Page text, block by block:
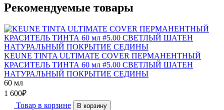
Рекомендуемые товары
KEUNE TINTA ULTIMATE COVER ПЕРМАНЕНТНЫЙ
КРАСИТЕЛЬ ТИНТА 60 мл #5.00 СВЕТЛЫЙ ШАТЕН
НАТУРАЛЬНЫЙ ПОКРЫТИЕ СЕДИНЫ
60 мл
1 600₽
Товар в корзине
В корзину